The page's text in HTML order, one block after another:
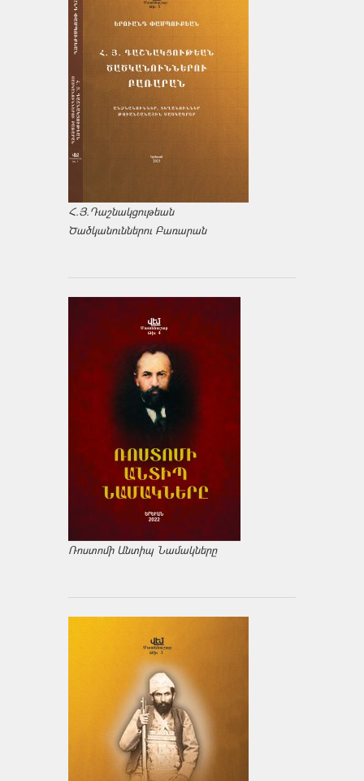
Հ.Յ.Դաշնակցութեան
Ծածկանուններու Բառարան
Ռոստոմի Անտիպ Նամակները